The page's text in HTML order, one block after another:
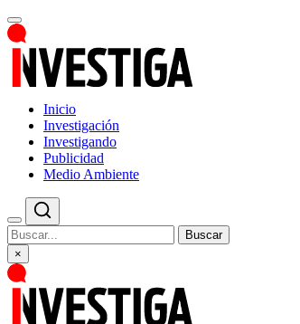
Inicio
Investigación
Investigando
Publicidad
Medio Ambiente
Buscar
×